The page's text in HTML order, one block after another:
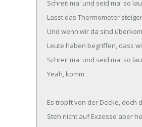
Schreit ma' und seid ma' so
Lasst das Thermometer
Und wenn wir da sind
Leute haben begriffen, dass
Schreit ma' und seid ma' so
Yeah, komm
Es tropft von der Decke, doch
Steh nicht auf Exzesse aber